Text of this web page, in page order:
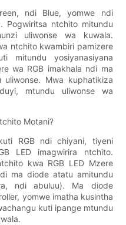
ndi Blue, yomwe ndi
Pogwiritsa ntchito mitundu
uliwonse wa kuwala.
ntchito kwambiri pamizere
mitundu yosiyanasiyana
wa RGB imakhala ndi ma
Mwa kuphatikiza
mtundu uliwonse wa
Motani?
RGB ndi chiyani, tiyeni
LED imagwirira ntchito.
kwa RGB LED Mzere
ma diode atatu amitundu
ndi abuluu). Ma diode
yomwe imatha kusintha
kuti ipange mtundu